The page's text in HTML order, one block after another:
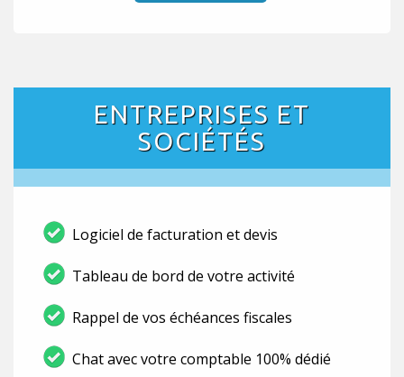
ENTREPRISES ET
SOCIÉTÉS
Logiciel de facturation et devis
Tableau de bord de votre activité
Rappel de vos échéances fiscales
Chat avec votre comptable 100% dédié